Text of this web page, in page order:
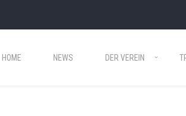
HOME NEWS DER VEREIN